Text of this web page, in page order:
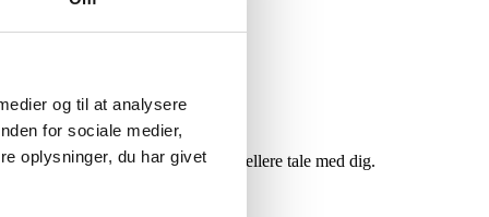
og til at analysere
for sociale medier,
oplysninger, du har givet
mest muligt. Vi vil meget hellere tale med dig.